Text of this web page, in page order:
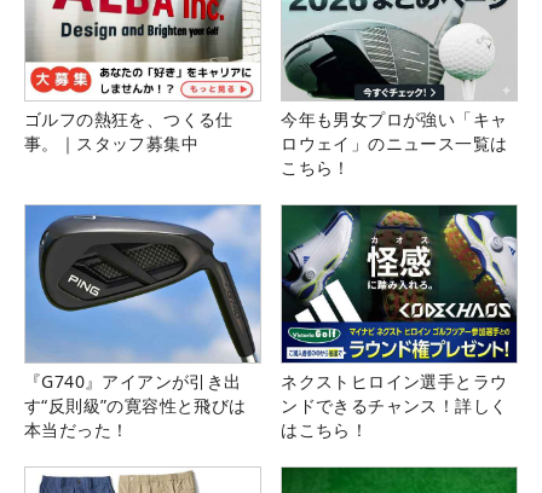
ゴルフの熱狂を、つくる仕
事。｜スタッフ募集中
今年も男女プロが強い「キャ
ロウェイ」のニュース一覧は
こちら！
『G740』アイアンが引き出
す“反則級”の寛容性と飛びは
本当だった！
ネクストヒロイン選手とラウ
ンドできるチャンス！詳しく
はこちら！